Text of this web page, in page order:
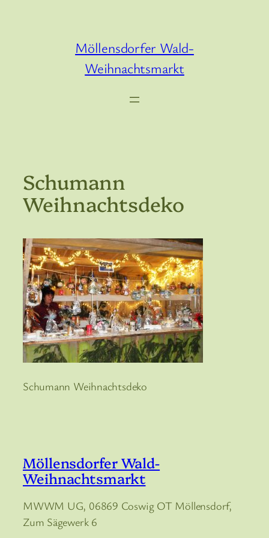
Möllensdorfer Wald-
Weihnachtsmarkt
Schumann
Weihnachtsdeko
Schumann Weihnachtsdeko
Möllensdorfer Wald-
Weihnachtsmarkt
MWWM UG, 06869 Coswig OT Möllensdorf,
Zum Sägewerk 6